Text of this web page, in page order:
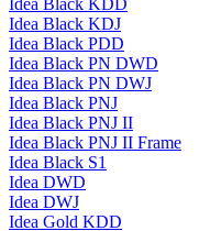
Idea Black KDJ
Idea Black PDD
Idea Black PN DWD
Idea Black PN DWJ
Idea Black PNJ
Idea Black PNJ II
Idea Black PNJ II Frame
Idea Black S1
Idea DWD
Idea DWJ
Idea Gold KDD